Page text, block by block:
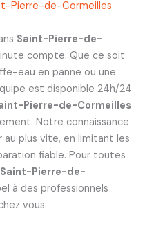
Pierre-de-Cormeilles
Saint-Pierre-de-
compte. Que ce soit
eau en panne ou une
est disponible 24h/24
Pierre-de-Cormeilles
Notre connaissance
au plus vite, en limitant les
fiable. Pour toutes
Saint-Pierre-de-
à des professionnels
vous.